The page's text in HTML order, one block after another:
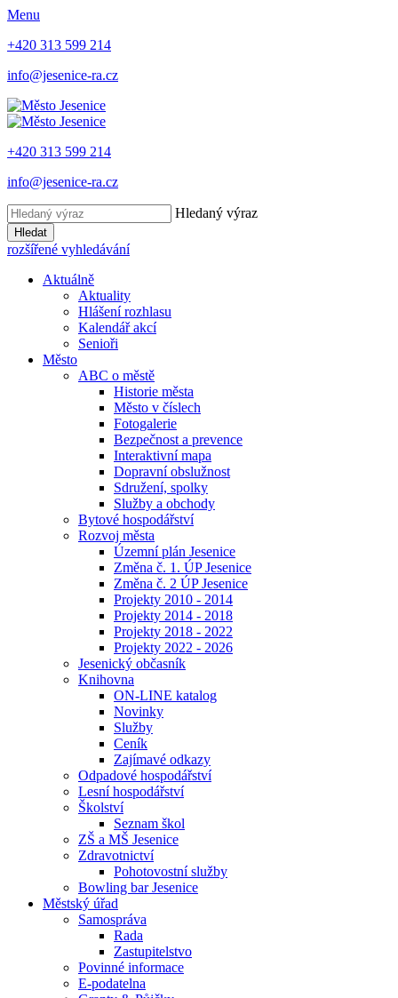
Menu
+420 313 599 214
info@jesenice-ra.cz
+420 313 599 214
info@jesenice-ra.cz
Hledaný výraz
Hledat
rozšířené vyhledávání
Aktuálně
Aktuality
Hlášení rozhlasu
Kalendář akcí
Senioři
Město
ABC o městě
Historie města
Město v číslech
Fotogalerie
Bezpečnost a prevence
Interaktivní mapa
Dopravní obslužnost
Sdružení, spolky
Služby a obchody
Bytové hospodářství
Rozvoj města
Územní plán Jesenice
Změna č. 1. ÚP Jesenice
Změna č. 2 ÚP Jesenice
Projekty 2010 - 2014
Projekty 2014 - 2018
Projekty 2018 - 2022
Projekty 2022 - 2026
Jesenický občasník
Knihovna
ON-LINE katalog
Novinky
Služby
Ceník
Zajímavé odkazy
Odpadové hospodářství
Lesní hospodářství
Školství
Seznam škol
ZŠ a MŠ Jesenice
Zdravotnictví
Pohotovostní služby
Bowling bar Jesenice
Městský úřad
Samospráva
Rada
Zastupitelstvo
Povinné informace
E-podatelna